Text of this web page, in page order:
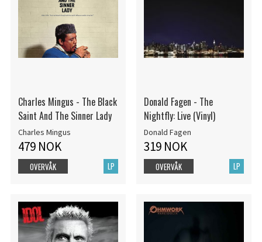
Charles Mingus - The Black
Saint And The Sinner Lady
Charles Mingus
479 NOK
LP
OVERVÅK
Donald Fagen - The
Nightfly: Live (Vinyl)
Donald Fagen
319 NOK
LP
OVERVÅK